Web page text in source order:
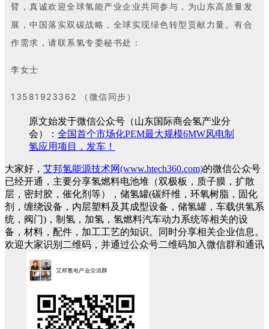
臂，真诚欢迎全球氢能产业企业共同参与，为山东高质量发
展，中国落实双碳战略，全球实现绿色转型贡献力量。有合
作需求，请联系氢专委秘书处：
李女士
13581923362 （微信同步）
原文始发于微信公众号（山东国际商会氢产业分
会）： 全国首个市场化PEM最大规模6MW风电制
氢应用项目，发车！
大家好， 艾邦氢能源技术网(www.htech360.com)的微信公众号
已经开通，主要分享氢燃料电池堆（双极板，质子膜，扩散
层，密封胶，催化剂等），储氢罐(碳纤维，环氧树脂，固化
剂，缠绕设备，内层塑料及其成型设备，储氢罐，车载供氢系
统，阀门)，制氢，加氢，氢燃料汽车动力系统等相关的设
备，材料，配件，加工工艺的知识。同时分享相关企业信息。
欢迎大家识别二维码，并通过公众号二维码加入微信群和通讯